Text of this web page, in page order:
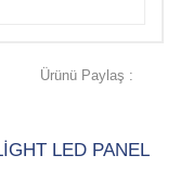
Ürünü Paylaş :
LED PANEL